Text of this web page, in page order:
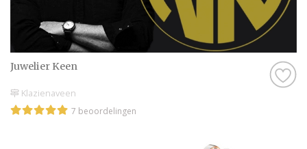
Juwelier Keen
Klazienaveen
7 beoordelingen